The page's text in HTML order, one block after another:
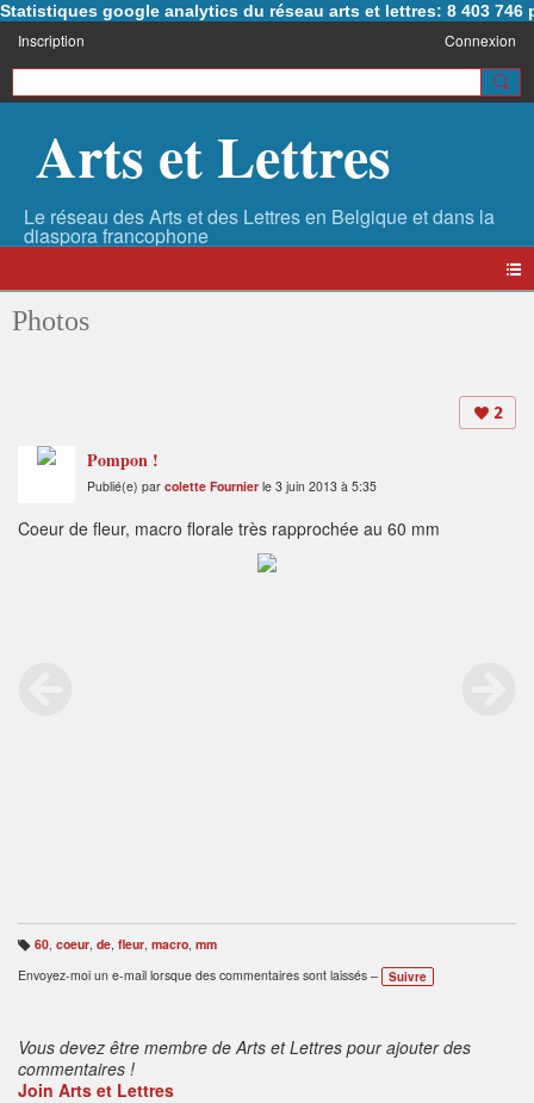
Statistiques google analytics du réseau arts et lettres: 8 403 746
Inscription Connexion
Arts et Lettres
Photos
2
Pompon !
Publié(e) par colette Fournier le 3 juin 2013 à 5:35
Coeur de fleur, macro florale très rapprochée au 60 mm
B
ali
s
60, coeur, de, fleur, macro, mm
Envoyez-moi un e-mail lorsque des commentaires sont laissés –
Suivre
Vous devez être membre de Arts et Lettres pour ajouter des
commentaires !
Join Arts et Lettres